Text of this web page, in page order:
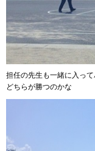
担任の先生も一緒に入っ
どちらが勝つのかな